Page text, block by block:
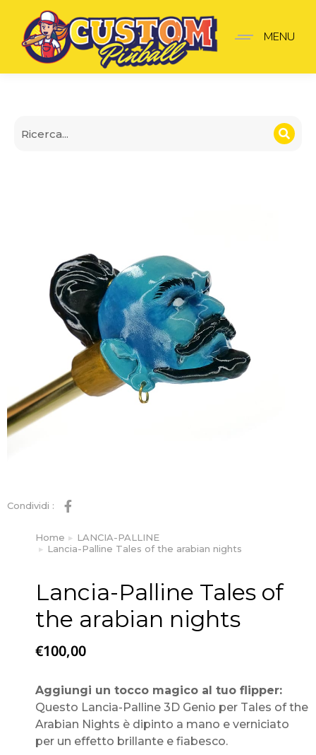
Lancia-Palline Tales of
MENU
Condividi :
Tu sei qui:
Home
LANCIA-PALLINE
Lancia-Palline Tales of the arabian nights
Lancia-Palline Tales of
the arabian nights
€100,00
Aggiungi un tocco magico al tuo flipper:
Questo Lancia-Palline 3D Genio per Tales of the
Arabian Nights è dipinto a mano e verniciato
per un effetto brillante e fiabesco.